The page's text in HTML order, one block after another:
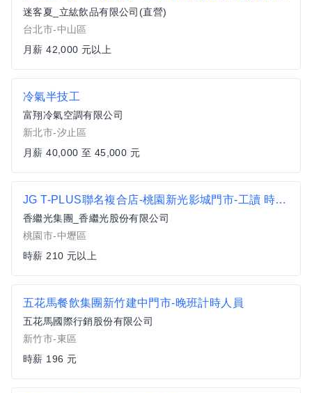
迷客夏_立紘飲品有限公司(直營)
台北市-中山區
月薪 42,000 元以上
冷氣半技工
富翔冷氣空調有限公司
新北市-汐止區
月薪 40,000 至 45,000 元
JG T-PLUS聯名複合店-桃園新光影城門市-工讀 時薪210元
香繼光集團_香繼光股份有限公司
桃園市-中壢區
時薪 210 元以上
五花馬餐飲集團新竹建中門市-晚班計時人員
五花馬國際行銷股份有限公司
新竹市-東區
時薪 196 元